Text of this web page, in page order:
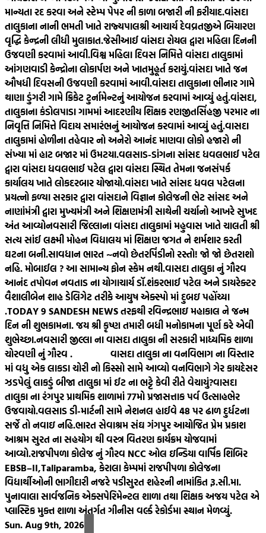
માન્યતા રદ કરવા અને સ્ટેમ્પ પેપર ની કાળા બજારી ની ફરીયાદ.વાંસદા
તાલુકાના નાની ભમતી ખાતે રાજ્યપાલશ્રી આચાર્ય દેવવ્રતજીએ બિયારણ
વૃદ્ધિ કેન્દ્રની લીધી મુલાકાત.જેસીઆઈ વાંસદા રોયલ દ્વારા મહિલા દિનની
ઉજવણી કરવામાં આવી.વિશ્વ મહિલા દિવસ નિમિત્તે વાંસદા તાલુકામાં
આંગણવાડી કેન્દ્રોના લોકાર્પણ અને ખાતમુહૂર્ત કરાયું.વાંસદા ખાતે જન
ઔષધી દિવસની ઉજવણી કરવામાં આવી.વાંસદા તાલુકાના ભીનાર ગામે
થાણા ડુંગરી ગામે ક્રિકેટ ટુર્નામેન્ટનું આયોજન કરવામાં આવ્યું હતું.વાંસદા,
તાલુકાના કંડોલપાડા ગામમાં આદરણીય શિક્ષક રણજીતસિંહજી પરમાર ના
નિવૃત્તિ નિમિત્તે વિદાય સમારંભનું આયોજન કરવામાં આવ્યું હતું.વાસદા
તાલુકામાં હોળીના તહેવાર નો અનેરો આનંદ માણવા લોકો હજારો ની
સંખ્યા માં હાટ બજાર માં ઉમટયા.વલસાડ-ડાંગના સાંસદ ધવલભાઈ પટેલ
દ્વારા વાંસદા ધવલભાઈ પટેલ દ્વારા વાંસદા સ્થિત તેમના જનસંપર્ક
કાર્યાલય ખાતે લોકદરબાર યોજાયો.વાંસદા ખાતે સાંસદ ધવલ પટેલના
પ્રયત્નો ફળ્યા સરકાર દ્વારા વાંસદાને વિજ્ઞાન કોલેજની ભેટ સાંસદ અને
નાણાંમંત્રી દ્વારા મુખ્યમંત્રી અને શિક્ષણમંત્રી સાથેની ચર્ચાનો આખરે સુખદ
અંત આવ્યોનવસારી જિલ્લાના વાંસદા તાલુકામાં મહુવાસ ખાતે ચાલતી શ્રી
સત્ય સાંઈ લક્ષ્મી મોહન વિદ્યાલય માં શિક્ષણ જગત ને શર્મશાર કરતી
ઘટના બની.સાવધાન ભારત ~નવો છેતરપિંડીનો રસ્તો! જો જો છેતરાશો
નહિ. મોબાઈલ ? આ સામાન્ય ફોન સ્કેમ નથી.વાસદા તાલુકા નું ગૌરવ
આનંદ તપોવન નવતાડ ના યોગાચાર્ય ડૉ.શંકરભાઈ પટેલ અને ડાયરેક્ટર
વૈશાલીબેન શાહ ડેલિગેટ તરીકે આયુષ એક્સ્પો માં દુબઇ પહોંચ્યા
.TODAY 9 SANDESH NEWS તરફથી રવિન્દ્રભાઇ મહાકાલ ને જન્મ
દિન ની શુભકામના. જય શ્રી કૃષ્ણ તમારી બધી મનોકામના પૂર્ણ કરે એવી
શુભેચ્છા.નવસારી જીલ્લા ના વાસદા તાલુકા ની સરકારી માધ્યમિક શાળા
ચોરવણી નું ગૌરવ . વાસદા તાલુકા ના વનવિભાગ ના વિસ્તાર
માં વધુ એક લાકડા ચોરી નો કિસ્સો સામે આવ્યો વનવિભાગે ગેર કાયદેસર
ઝડપેલું લાકડું બીજા તાલુકા માં ઈટ ના ભટ્ટે કેવી રીતે વેચાયું?વાસદા
તાલુકા ના રંગપુર પ્રાથમિક શાળામાં 77મો પ્રજાસત્તાક પર્વ ઉત્સાહભેર
ઉજવાયો.વલસાડ ડી-માર્ટની સામે નેશનલ હાઈવે 48 પર ઢાળ દુર્ધટના
સર્જે તો નવાઇ નહિ.ભારત સેવાશ્રમ સંઘ ગંગપુર આયોજિત પ્રેમ પ્રકાશ
આશ્રમ સુરત ના સહયોગ થી વસ્ત્ર વિતરણ કાર્યક્રમ યોજવામાં
આવ્યો.રાજપીપળા કોલેજ નું ગૌરવ NCC ઓલ ઇન્ડિયા વાર્ષિક શિબિર
EBSB–II,Taliparamba, કેરાલા કેમ્પમાં રાજપીપળા કોલેજના
વિદ્યાર્થીઓની ભાગીદારી નજરે પડીસુરત શહેરની નામાંકિત રૂ.સી.મા.
પુનાવાલા સાર્વજનિક એક્સપેરિમેન્ટલ શાળા તથા શિક્ષક અજય પટેલ એ
પ્લાસ્ટિક મુક્ત શાળા અંતર્ગત ગીનીસ વર્લ્ડ રેકોર્ડમા સ્થાન મેળવ્યું.
Sun. Aug 9th, 2026